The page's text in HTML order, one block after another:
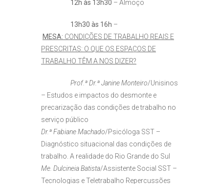
12h às 13h30 – Almoço
13h30 às 16h –
MESA: CONDIÇÕES DE TRABALHO REAIS E
PRESCRITAS: O QUE OS ESPAÇOS DE
TRABALHO TÊM A NOS DIZER?
Prof.ª Dr.ª Janine Monteiro/Unisinos
– Estudos e impactos do desmonte e
precarização das condições de trabalho no
serviço público
Dr.ª Fabiane Machado/Psicóloga SST –
Diagnóstico situacional das condições de
trabalho. A realidade do Rio Grande do Sul
Me. Dulcineia Batista/Assistente Social SST –
Tecnologias e Teletrabalho Repercussões